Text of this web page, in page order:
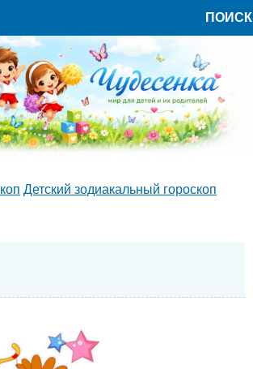
ПОИСК
Детский зодиакальный гороскоп